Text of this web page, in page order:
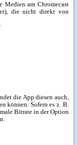
Medien am Chromecast
die nicht direkt von
die App diesen auch,
können. Sofern es z. B.
Bitrate in der Option